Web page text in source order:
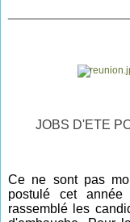
JOBS D'ETE
Ce ne sont pas
postulé cet
rassemblé les